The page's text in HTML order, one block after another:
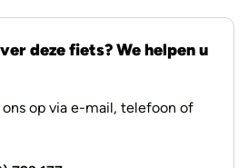
deze fiets? We helpen u
op via e-mail, telefoon of